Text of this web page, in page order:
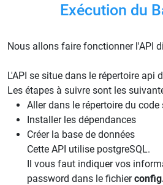
Exécution du
Nous allons faire fonctionner l'API
L'API se situe dans le répertoire api
Les étapes à suivre sont les
Aller dans le répertoire du code
Installer les dépendances
Créer la base de données
Cette API utilise postgreSQL.
Il vous faut indiquer vos
password dans le fichier